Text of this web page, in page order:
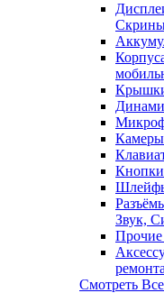
Камеры
Кнопки
Звук,
Прочие
Смотреть